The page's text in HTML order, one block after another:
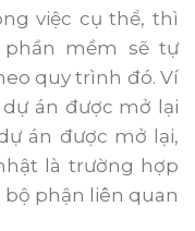
việc cụ thể, thì
mềm sẽ tự
quy trình đó. Ví
án được mở lại
án được mở lại,
là trường hợp
bộ phận liên quan